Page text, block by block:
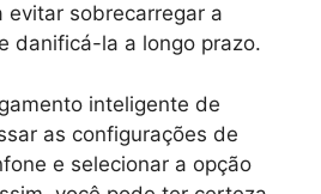
evitar sobrecarregar a
danificá-la a longo prazo.
inteligente de
as configurações de
e selecionar a opção